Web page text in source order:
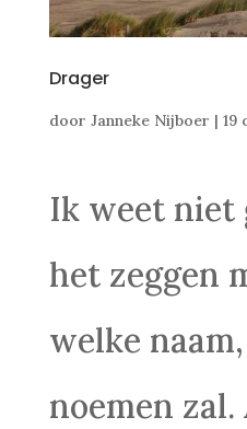
Drager
door Janneke Nijboer | 19
Ik weet niet
het zeggen
welke
noemen zal.